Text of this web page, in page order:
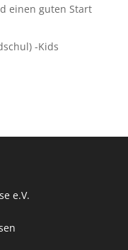
einen guten Start
-Kids
e.V.